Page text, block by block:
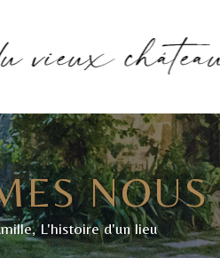
NOUS
L'histoire d'un lieu